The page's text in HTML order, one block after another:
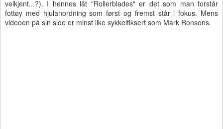
velkjent...?). I hennes låt "Rollerblades" er det som man forstår
fottøy med hjulanordning som først og fremst står i fokus. Mens
videoen på sin side er minst like sykkelfiksert som Mark Ronsons.